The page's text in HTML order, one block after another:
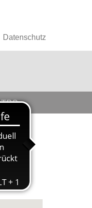
Datenschutz
TBS